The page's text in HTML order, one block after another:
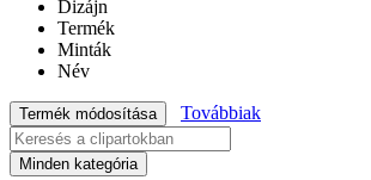
Dizájn
Termék
Minták
Név
Termék módosítása Továbbiak
Minden kategória